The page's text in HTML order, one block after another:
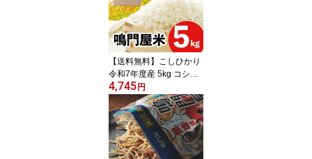
【送料無料】こしひかり
令和7年度産 5kg コシヒ
カリ国産 国内産米 100%
精米 複数原料米 国内産1
0割 お米 米 こめ 白米 5
キロ 家庭用 お弁当 おに
ぎり 朝食 夕食 家計応援
お得用
4,745 円